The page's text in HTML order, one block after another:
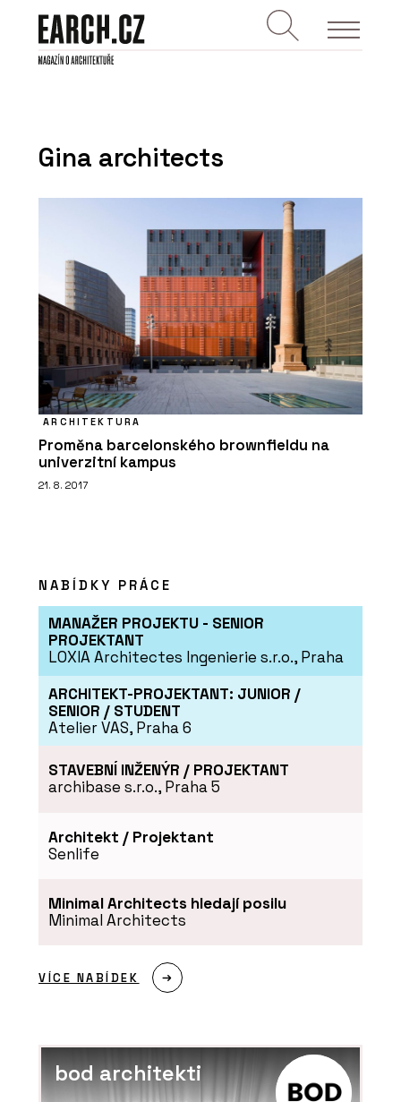
Gina architects
ARCHITEKTURA
Proměna barcelonského brownfieldu na
univerzitní kampus
21. 8. 2017
NABÍDKY PRÁCE
MANAŽER PROJEKTU - SENIOR
PROJEKTANT
LOXIA Architectes Ingenierie s.r.o., Praha
ARCHITEKT-PROJEKTANT: JUNIOR /
SENIOR / STUDENT
Atelier VAS, Praha 6
STAVEBNÍ INŽENÝR / PROJEKTANT
archibase s.r.o., Praha 5
Architekt / Projektant
Senlife
Minimal Architects hledají posilu
Minimal Architects
VÍCE NABÍDEK
bod architekti